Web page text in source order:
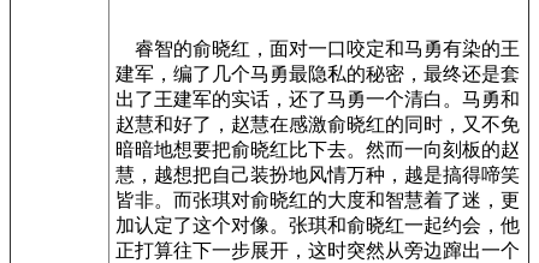
睿智的俞晓红，面对一口咬定和马勇有染的王
建军，编了几个马勇最隐私的秘密，最终还是套
出了王建军的实话，还了马勇一个清白。马勇和
赵慧和好了，赵慧在感激俞晓红的同时，又不免
暗暗地想要把俞晓红比下去。然而一向刻板的赵
慧，越想把自己装扮地风情万种，越是搞得啼笑
皆非。而张琪对俞晓红的大度和智慧着了迷，更
加认定了这个对像。张琪和俞晓红一起约会，他
正打算往下一步展开，这时突然从旁边蹿出一个